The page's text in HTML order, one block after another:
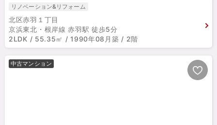
リノベーション&リフォーム
北区赤羽１丁目
京浜東北・根岸線 赤羽駅 徒歩5分
2LDK / 55.35㎡ / 1990年08月築 / 2階
中古マンション